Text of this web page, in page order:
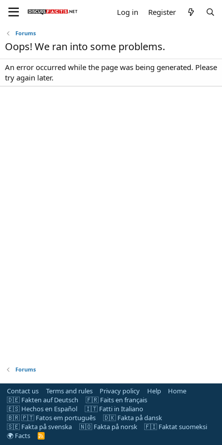
Log in Register
Forums
Oops! We ran into some problems.
An error occurred while the page was being generated. Please
try again later.
Forums
Contact us Terms and rules Privacy policy Help
Home
🇩🇪 Fakten auf Deutsch
🇫🇷 Faits en français
🇪🇸 Hechos en Español
🇮🇹 Fatti in Italiano
🇧🇷 🇵🇹 Fatos em português
🇩🇰 Fakta på dansk
🇸🇪 Fakta på svenska
🇳🇴 Fakta på norsk
🇫🇮 Faktat suomeksi
🌍 Facts
R